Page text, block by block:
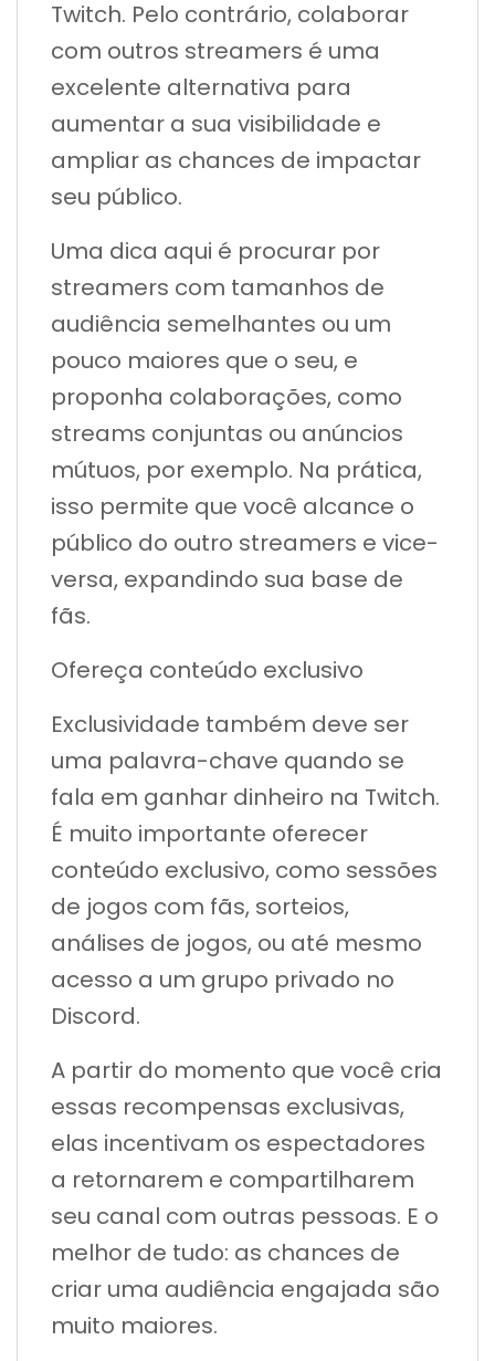
Twitch. Pelo contrário, colaborar
com outros streamers é uma
excelente alternativa para
aumentar a sua visibilidade e
ampliar as chances de impactar
seu público.
Uma dica aqui é procurar por
streamers com tamanhos de
audiência semelhantes ou um
pouco maiores que o seu, e
proponha colaborações, como
streams conjuntas ou anúncios
mútuos, por exemplo. Na prática,
isso permite que você alcance o
público do outro streamers e vice-
versa, expandindo sua base de
fãs.
Ofereça conteúdo exclusivo
Exclusividade também deve ser
uma palavra-chave quando se
fala em ganhar dinheiro na Twitch.
É muito importante oferecer
conteúdo exclusivo, como sessões
de jogos com fãs, sorteios,
análises de jogos, ou até mesmo
acesso a um grupo privado no
Discord.
A partir do momento que você cria
essas recompensas exclusivas,
elas incentivam os espectadores
a retornarem e compartilharem
seu canal com outras pessoas. E o
melhor de tudo: as chances de
criar uma audiência engajada são
muito maiores.